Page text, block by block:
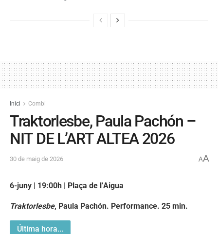
Inici Combi
Traktorlesbe, Paula Pachón –
NIT DE L’ART ALTEA 2026
30 de maig de 2026 AA
6-juny | 19:00h | Plaça de l’Aigua
Traktorlesbe, Paula Pachón. Performance. 25 min.
Última hora...